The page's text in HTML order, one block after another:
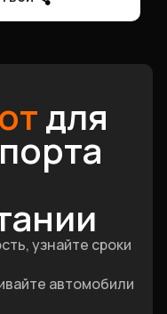
для
узнайте сроки
автомобили